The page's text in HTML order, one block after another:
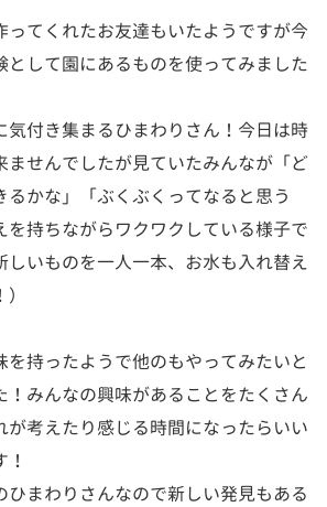
ってくれたお友達もいたようですが今
として園にあるものを使ってみました
気付き集まるひまわりさん！今日は時
ませんでしたが見ていたみんなが「ど
るかな」「ぶくぶくってなると思う
を持ちながらワクワクしている様子で
しいものを一人一本、お水も入れ替え
を持ったようで他のもやってみたいと
！みんなの興味があることをたくさん
が考えたり感じる時間になったらいい
ひまわりさんなので新しい発見もある